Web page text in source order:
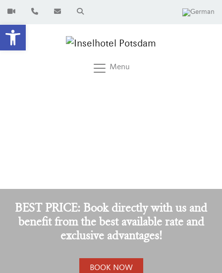
Open toolbar
Menu
BEST PRICE: Book directly with us and
benefit from the best available rate and
exclusive advantages!
BOOK NOW